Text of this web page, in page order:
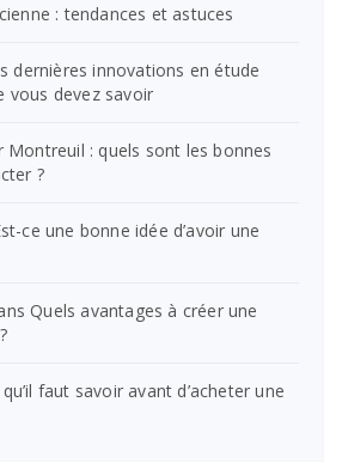
: tendances et astuces
dernières innovations en étude
vous devez savoir
Montreuil : quels sont les bonnes
?
ce une bonne idée d’avoir une
Quels avantages à créer une
faut savoir avant d’acheter une